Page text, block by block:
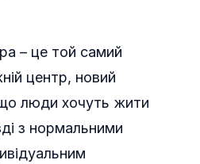
– це той самий
центр, новий
люди хочуть жити
з нормальними